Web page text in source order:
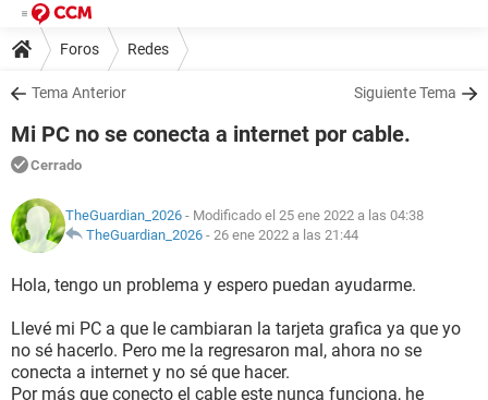
Foros Redes
Tema Anterior Siguiente Tema
Mi PC no se conecta a internet por cable.
Cerrado
TheGuardian_2026 - Modificado el 25 ene 2022 a las 04:38
TheGuardian_2026 - 26 ene 2022 a las 21:44
Hola, tengo un problema y espero puedan ayudarme.
Llevé mi PC a que le cambiaran la tarjeta grafica ya que yo
no sé hacerlo. Pero me la regresaron mal, ahora no se
conecta a internet y no sé que hacer.
Por más que conecto el cable este nunca funciona, he